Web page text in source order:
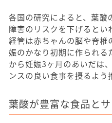
各国の研究によると、葉酸
障害のリスクを下げると
経管は赤ちゃんの脳や脊椎
娠のかなり初期に作られ
から妊娠3ヶ月のあいだは
ンスの良い食事を摂るよう
葉酸が豊富な食品と